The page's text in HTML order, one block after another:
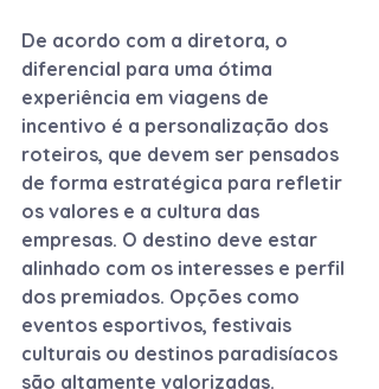
De acordo com a diretora, o
diferencial para uma ótima
experiência em viagens de
incentivo é a personalização dos
roteiros, que devem ser pensados
de forma estratégica para refletir
os valores e a cultura das
empresas. O destino deve estar
alinhado com os interesses e perfil
dos premiados. Opções como
eventos esportivos, festivais
culturais ou destinos paradisíacos
são altamente valorizadas.